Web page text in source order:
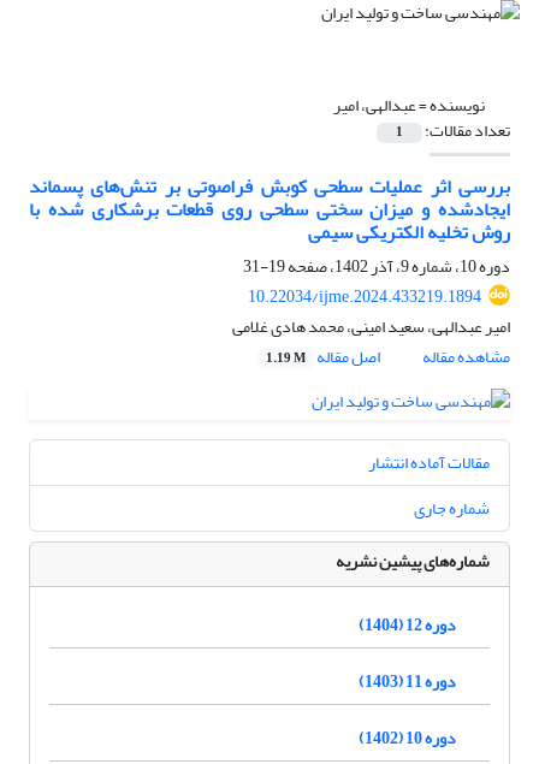
نویسنده =عبدالهی، امیر
تعداد مقالات: 1
بررسی اثر عملیات سطحی کوبش فراصوتی بر تنش‌های پسماند
ایجادشده و میزان سختی سطحی روی قطعات برشکاری شده با
روش تخلیه الکتریکی سیمی
دوره 10، شماره 9، آذر 1402، صفحه
19-31
10.22034/ijme.2024.433219.1894
امیر عبدالهی، سعید امینی، محمد هادی غلامی
مشاهده مقاله
اصل مقاله 1.19 M
مقالات آماده انتشار
شماره جاری
شماره‌های پیشین نشریه
دوره 12 (1404)
دوره 11 (1403)
دوره 10 (1402)